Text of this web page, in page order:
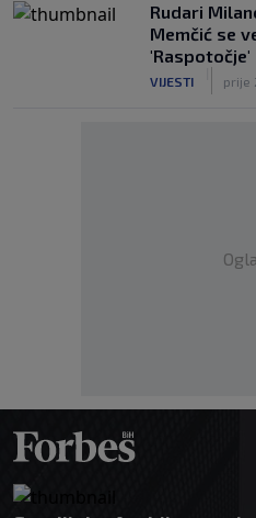
Rudari
Memčić se
'Raspotočje'
VIJESTI prije